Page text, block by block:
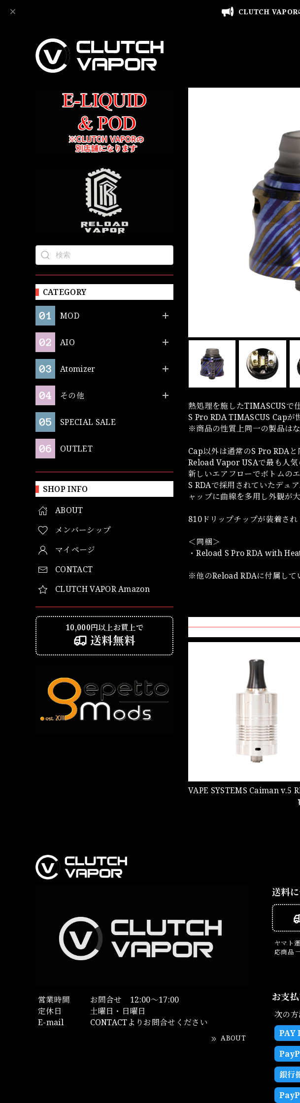
CLUTCH VAPOR
CATEGORY
MOD
AIO
Atomizer
その他
SPECIAL SALE
OUTLET
SHOP INFO
ABOUT
メンバーシップ
マイページ
CONTACT
CLUTCH VAPOR Amazon
10,000円以上お買上で
送料無料
熱処理を施したTIMASCUSで
S Pro RDA TIMASCUS Capが
※商品の性質上同一の製品は
Cap以外は通常のS Pro RDAと
Reload Vapor USAで最も人
新しいエアフローでボトムの
S RDAで採用されていたデュ
ャップに曲線を多用し外観が
810ドリップチップが装着さ
＜同梱＞
・Reload S Pro RDA with
※他のReload RDAに付属して
VAPE SYSTEMS Caiman v.5
営業時間
お問合せ 12:00～17:00
定休日
土曜日・日曜日
E-mail
CONTACTよりお問合せください
ABOUT
送料
ヤマト
応商品
お支
次の方
PAY
銀行